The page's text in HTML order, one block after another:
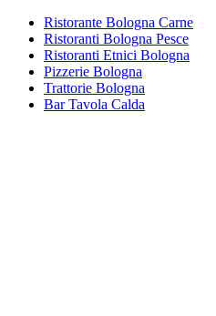
Ristorante Bologna Carne
Ristoranti Bologna Pesce
Ristoranti Etnici Bologna
Pizzerie Bologna
Trattorie Bologna
Bar Tavola Calda